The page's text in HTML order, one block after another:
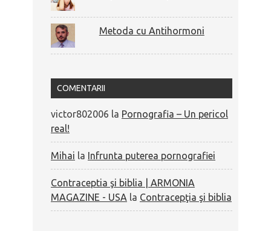
Metoda cu Antihormoni
COMENTARII
victor802006 la Pornografia – Un pericol
real!
Mihai la Infrunta puterea pornografiei
Contraceptia şi biblia | ARMONIA
MAGAZINE - USA la Contracepţia şi biblia